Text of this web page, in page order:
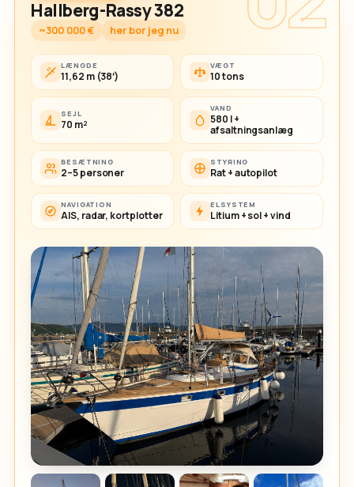
Hallberg-Rassy 382
~300 000 € her bor jeg nu
LÆNGDE
11,62 m (38′)
VÆGT
10 tons
SEJL
70 m²
VAND
580 l +
afsaltningsanlæg
BESÆTNING
2–5 personer
STYRING
Rat + autopilot
NAVIGATION
AIS, radar, kortplotter
ELSYSTEM
Litium + sol + vind